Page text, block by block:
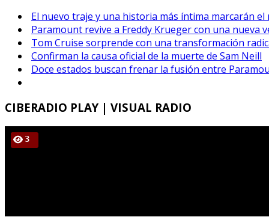
El nuevo traje y una historia más íntima marcarán
Paramount revive a Freddy Krueger con una nueva
Tom Cruise sorprende con una transformación
Confirman la causa oficial de la muerte de Sam Neill
Doce estados buscan frenar la fusión entre
CIBERADIO PLAY | VISUAL RADIO